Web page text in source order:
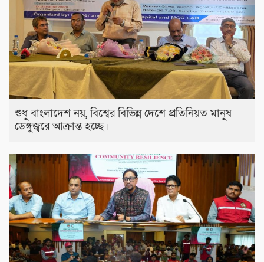
শুধু বাংলাদেশ নয়, বিশ্বের বিভিন্ন দেশে প্রতিনিয়ত মানুষ
ডেঙ্গুজ্বরে আক্রান্ত হচ্ছে।